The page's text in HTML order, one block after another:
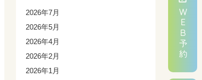
ＷＥＢ予約
2026年7月
2026年5月
2026年4月
2026年2月
2026年1月